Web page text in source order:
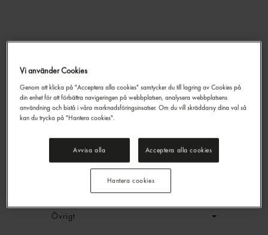
Tulip500g
EAN: 5707196087864
Generell produktinfo
Övrigt
Vi använder Cookies
Genom att klicka på "Acceptera alla cookies" samtycker du till lagring av Cookies på
din enhet för att förbättra navigeringen på webbplatsen, analysera webbplatsens
användning och bistå i våra marknadsföringsinsatser. Om du vill skräddarsy dina val så
kan du trycka på "Hantera cookies".
Avvisa alla Acceptera alla cookies
Hantera cookies